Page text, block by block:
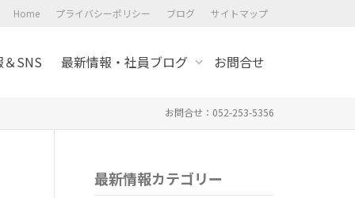
Home プライバシーポリシー ブログ サイトマップ
SNS 最新情報・社員ブログ お問合せ
お問合せ：052-253-5356
最新情報カテゴリー